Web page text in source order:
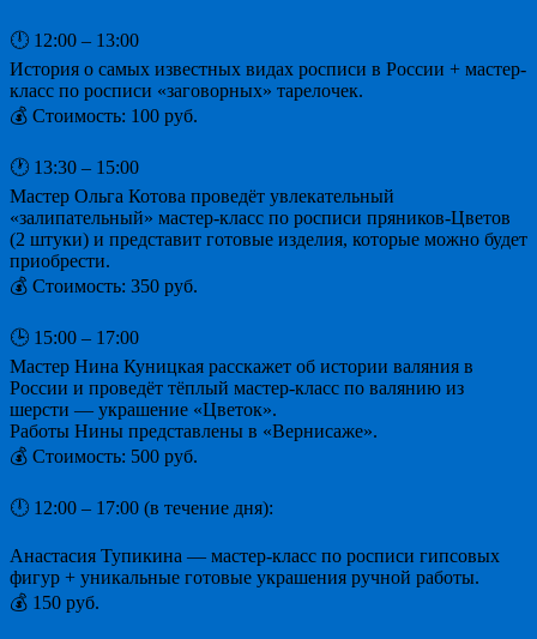
🕛 12:00 – 13:00
История о самых известных видах росписи в России + мастер-
класс по росписи «заговорных» тарелочек.
💰 Стоимость: 100 руб.
🕐 13:30 – 15:00
Мастер Ольга Котова проведёт увлекательный
«залипательный» мастер-класс по росписи пряников-Цветов
(2 штуки) и представит готовые изделия, которые можно будет
приобрести.
💰 Стоимость: 350 руб.
🕒 15:00 – 17:00
Мастер Нина Куницкая расскажет об истории валяния в
России и проведёт тёплый мастер-класс по валянию из
шерсти — украшение «Цветок».
Работы Нины представлены в «Вернисаже».
💰 Стоимость: 500 руб.
🕛 12:00 – 17:00 (в течение дня):
Анастасия Тупикина — мастер-класс по росписи гипсовых
фигур + уникальные готовые украшения ручной работы.
💰 150 руб.